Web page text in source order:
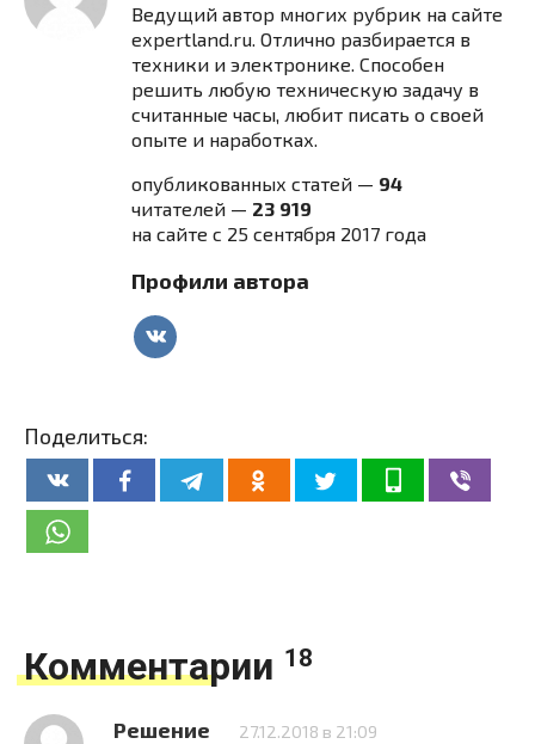
Ведущий автор многих рубрик на сайте
expertland.ru. Отлично разбирается в
техники и электронике. Способен
решить любую техническую задачу в
считанные часы, любит писать о своей
опыте и наработках.
опубликованных статей — 94
читателей — 23 919
на сайте с 25 сентября 2017 года
Профили автора
Поделиться:
Комментарии 18
Решение 27.12.2018 в 21:09